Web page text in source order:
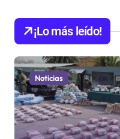
¡Lo más leído!
Noticias